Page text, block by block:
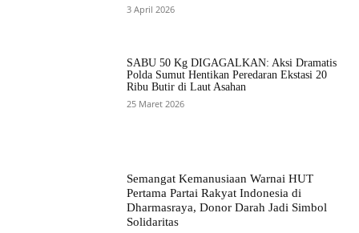
3 April 2026
SABU 50 Kg DIGAGALKAN: Aksi Dramatis
Polda Sumut Hentikan Peredaran Ekstasi 20
Ribu Butir di Laut Asahan
25 Maret 2026
Semangat Kemanusiaan Warnai HUT
Pertama Partai Rakyat Indonesia di
Dharmasraya, Donor Darah Jadi Simbol
Solidaritas